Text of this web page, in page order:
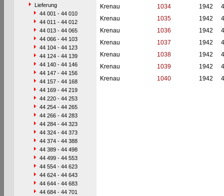
Lieferung
44 001 - 44 010
44 011 - 44 012
44 013 - 44 065
44 066 - 44 103
44 104 - 44 123
44 124 - 44 139
44 140 - 44 146
44 147 - 44 156
44 157 - 44 168
44 169 - 44 219
44 220 - 44 253
44 254 - 44 265
44 266 - 44 283
44 284 - 44 323
44 324 - 44 373
44 374 - 44 388
44 389 - 44 498
44 499 - 44 553
44 554 - 44 623
44 624 - 44 643
44 644 - 44 683
44 684 - 44 701
Krenau
1034 1942
Krenau
1035 1942
Krenau
1036 1942
Krenau
1037 1942
Krenau
1038 1942
Krenau
1039 1942
Krenau
1040 1942